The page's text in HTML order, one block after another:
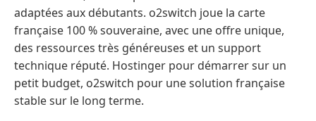
adaptées aux débutants. o2switch joue la carte
française 100 % souveraine, avec une offre unique,
des ressources très généreuses et un support
technique réputé. Hostinger pour démarrer sur un
petit budget, o2switch pour une solution française
stable sur le long terme.